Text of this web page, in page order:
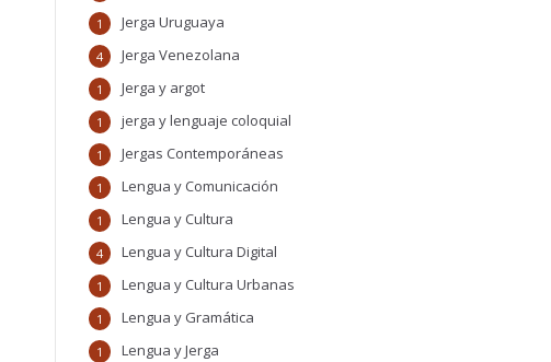
Jerga Uruguaya
1
Jerga Venezolana
4
Jerga y argot
1
jerga y lenguaje coloquial
1
Jergas Contemporáneas
1
Lengua y Comunicación
1
Lengua y Cultura
1
Lengua y Cultura Digital
4
Lengua y Cultura Urbanas
1
Lengua y Gramática
1
Lengua y Jerga
1